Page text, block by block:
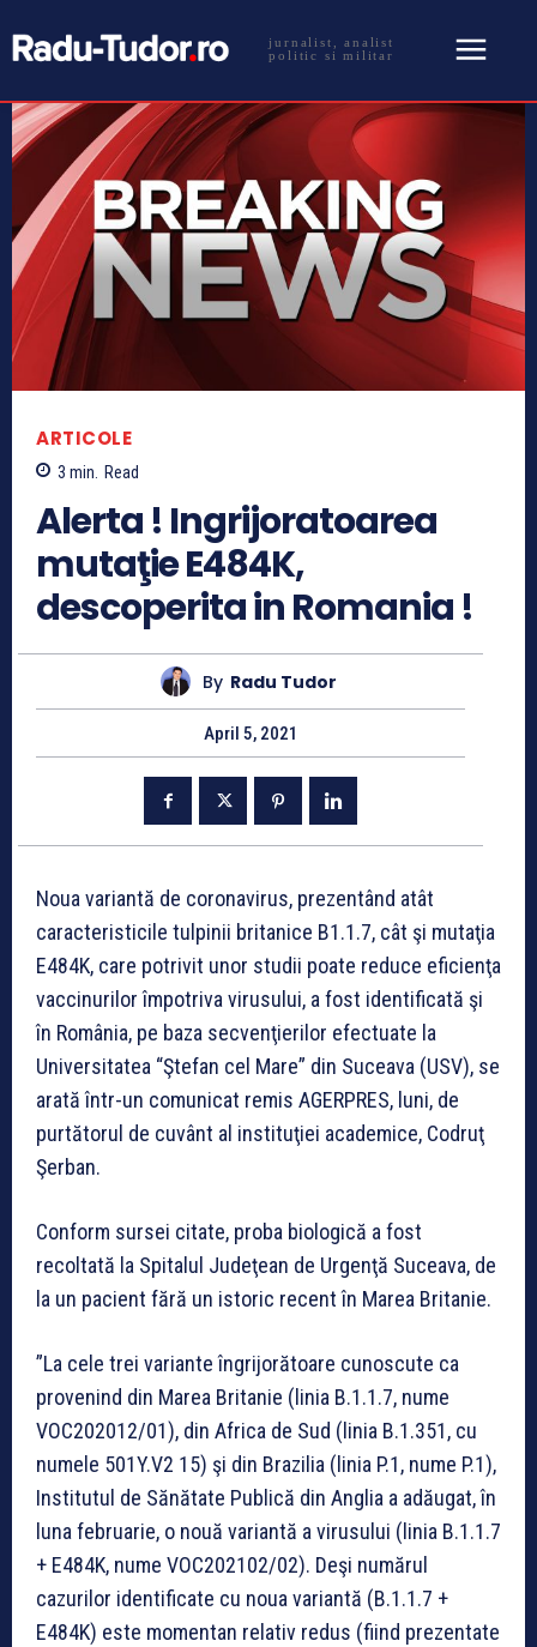
jurnalist, analist
politic si militar
ARTICOLE
3 min. Read
Alerta ! Ingrijoratoarea
mutaţie E484K,
descoperita in Romania !
By Radu Tudor
April 5, 2021
Noua variantă de coronavirus, prezentând atât
caracteristicile tulpinii britanice B1.1.7, cât şi mutaţia
E484K, care potrivit unor studii poate reduce eficienţa
vaccinurilor împotriva virusului, a fost identificată şi
în România, pe baza secvenţierilor efectuate la
Universitatea “Ştefan cel Mare” din Suceava (USV), se
arată într-un comunicat remis AGERPRES, luni, de
purtătorul de cuvânt al instituţiei academice, Codruţ
Şerban.
Conform sursei citate, proba biologică a fost
recoltată la Spitalul Judeţean de Urgenţă Suceava, de
la un pacient fără un istoric recent în Marea Britanie.
”La cele trei variante îngrijorătoare cunoscute ca
provenind din Marea Britanie (linia B.1.1.7, nume
VOC202012/01), din Africa de Sud (linia B.1.351, cu
numele 501Y.V2 15) şi din Brazilia (linia P.1, nume P.1),
Institutul de Sănătate Publică din Anglia a adăugat, în
luna februarie, o nouă variantă a virusului (linia B.1.1.7
+ E484K, nume VOC202102/02). Deşi numărul
cazurilor identificate cu noua variantă (B.1.1.7 +
E484K) este momentan relativ redus (fiind prezentate